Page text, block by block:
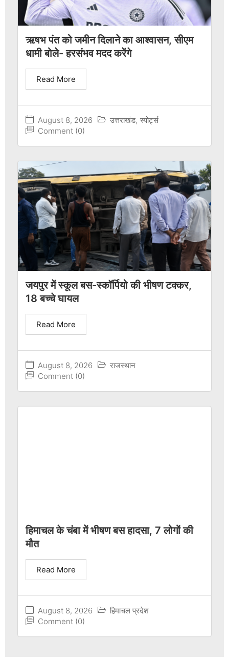
ऋषभ पंत को जमीन दिलाने का आश्वासन, सीएम
धामी बोले- हरसंभव मदद करेंगे
August 8, 2026 उत्तराखंड, स्पोर्ट्स
Comment (0)
Read More
जयपुर में स्कूल बस-स्कॉर्पियो की भीषण टक्कर,
18 बच्चे घायल
August 8, 2026
राजस्थान
Comment (0)
Read More
हिमाचल के चंबा में भीषण बस हादसा, 7 लोगों की
मौत
August 8, 2026
हिमाचल प्रदेश
Comment (0)
Read More